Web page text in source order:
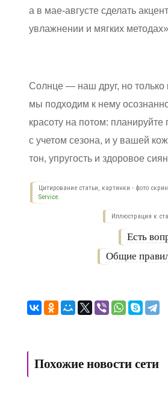
а в мае-августе сделать
увлажнении и мягких
Солнце — наш друг, но только
мы подходим к нему
красоту на потом:
с учетом сезона, и у вашей
тон, упругость и здоровое
Цитирование статьи, картинки - фото
Service.
Иллюстрация к
Есть
Общие
Похожие новости сети